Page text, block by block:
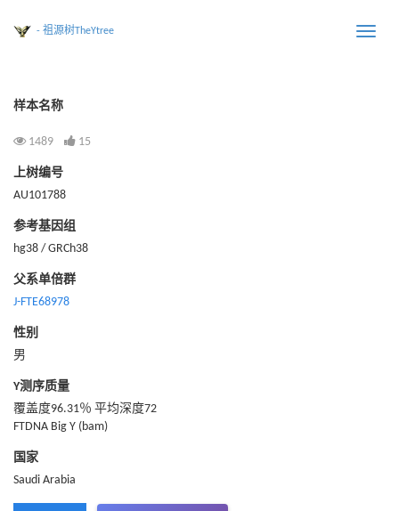
Toggle
- 祖源树TheYtree
样本名称
1489 15
上树编号
AU101788
参考基因组
hg38 / GRCh38
父系单倍群
J-FTE68978
性别
男
Y测序质量
覆盖度96.31％ 平均深度72
FTDNA Big Y (bam)
国家
Saudi Arabia